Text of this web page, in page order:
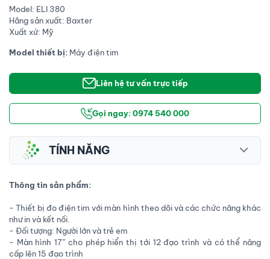
Model: ELI 380
Hãng sản xuất: Baxter
Xuất xứ: Mỹ
Model thiết bị: Máy điện tim
Liên hệ tư vấn trực tiếp
Gọi ngay: 0974 540 000
TÍNH NĂNG
Thông tin sản phẩm:
- Thiết bị đo điện tim với màn hình theo dõi và các chức năng khác
như in và kết nối.
- Đối tượng: Người lớn và trẻ em
- Màn hình 17” cho phép hiển thị tới 12 đạo trình và có thể nâng
cấp lên 15 đạo trình